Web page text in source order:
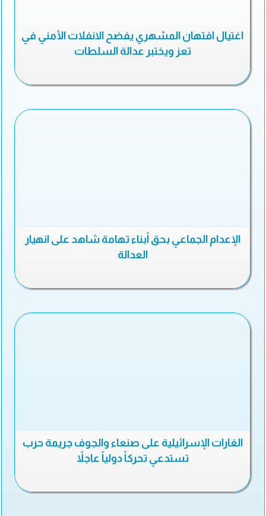
اغتيال افتهان المشهري يفضح الانفلات الأمني في
تعز ويختبر عدالة السلطات
الإعدام الجماعي بحق أبناء تهامة شاهد على انهيار
العدالة
الغارات الإسرائيلية على صنعاء والجوف جريمة حرب
تستدعي تحركاً دولياً عاجلاً